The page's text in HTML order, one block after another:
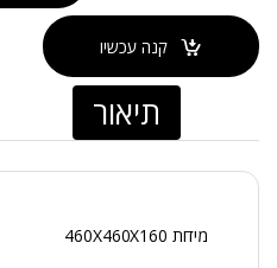
קנה עכשיו
תיאור
מידות 460X460X160